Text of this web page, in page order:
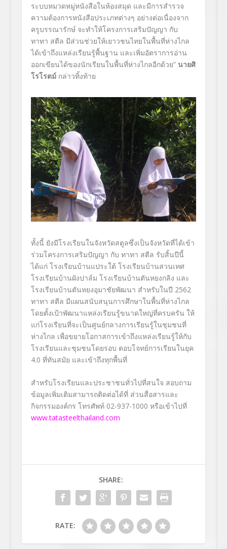
ระบบหมวดหมู่หนังสือในห้องสมุด และมีการสำรวจ
ความต้องการหนังสือประเภทต่างๆ อย่างต่อเนื่องจาก
ครูบรรณารักษ์ จะทำให้โครงการเสริมปัญญา กับ
ทาทา สตีล มีส่วนช่วยให้เยาวชนไทยในพื้นที่ห่างไกล
ได้เข้าถึงแหล่งเรียนรู้พื้นฐาน และเพิ่มอัตราการอ่าน
ออกเขียนได้ของนักเรียนในพื้นที่ห่างไกลอีกด้วย” นายศิ
โรโรตม์ กล่าวทิ้งท้าย
ทั้งนี้ ยังมีโรงเรียนในจังหวัดสตูลซึ่งเป็นจังหวัดที่ได้เข้า
ร่วมโครงการเสริมปัญญา กับ ทาทา สตีล รับสิ้นปีนี้
ได้แก่ โรงเรียนบ้านแประใต้ โรงเรียนบ้านสวนเทศ
โรงเรียนบ้านผังปาล์ม โรงเรียนบ้านตันหยงกลิง และ
โรงเรียนบ้านตันหยงอุมาชัยพัฒนา สำหรับในปี 2562
ทาทา สตีล มีแผนสนับสนุนการศึกษาในพื้นที่ห่างไกล
โดยตั้งเป้าพัฒนาแหล่งเรียนรู้ขนาดใหญ่ที่ครบครัน ให้
แก่โรงเรียนที่จะเป็นศูนย์กลางการเรียนรู้ในชุมชนที่
ห่างไกล เพื่อขยายโอกาสการเข้าถึงแหล่งเรียนรู้ให้กับ
โรงเรียนและชุมชนโดยรอบ ตอบโจทย์การเรียนในยุค
4.0 ที่ทันสมัย และเข้าถึงทุกพื้นที่
สำหรับโรงเรียนและประชาชนทั่วไปที่สนใจ สอบถาม
ข้อมูลเพิ่มเติมสามารถติดต่อได้ที่ ส่วนสื่อสารและ
กิจกรรมองค์กร โทรศัพท์ 02-937-1000 หรือเข้าไปที่
www.tatasteelthailand.com
SHARE:
RATE: